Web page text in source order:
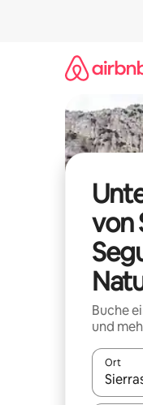
von
Buche
und
Ort
Wenn